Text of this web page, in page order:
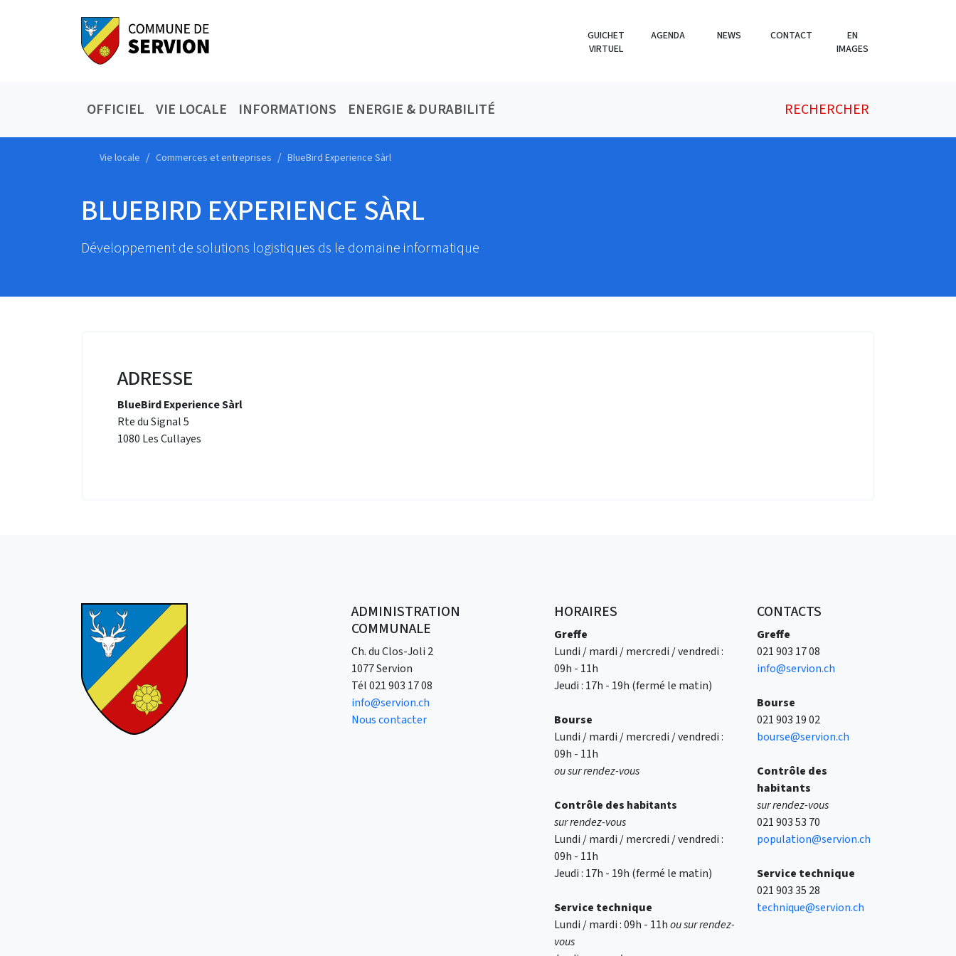
GUICHET
VIRTUEL
AGENDA NEWS CONTACT
EN
IMAGES
OFFICIEL VIE LOCALE INFORMATIONS ENERGIE & DURABILITÉ RECHERCHER
Vie locale Commerces et entreprises BlueBird Experience Sàrl
BLUEBIRD EXPERIENCE SÀRL
Développement de solutions logistiques ds le domaine informatique
ADRESSE
BlueBird Experience Sàrl
Rte du Signal 5
1080 Les Cullayes
ADMINISTRATION
COMMUNALE
Ch. du Clos-Joli 2
1077 Servion
Tél021 903 17 08
info@servion.ch
Nous contacter
HORAIRES
Greffe
Lundi / mardi / mercredi / vendredi :
09h - 11h
Jeudi : 17h - 19h (fermé le matin)
Bourse
Lundi / mardi / mercredi / vendredi :
09h - 11h
ou sur rendez-vous
Contrôle des habitants
sur rendez-vous
Lundi / mardi / mercredi / vendredi :
09h - 11h
Jeudi : 17h - 19h (fermé le matin)
Service technique
Lundi / mardi : 09h - 11hou sur rendez-
vous
CONTACTS
Greffe
021 903 17 08
info@servion.ch
Bourse
021 903 19 02
bourse@servion.ch
Contrôle des
habitants
sur rendez-vous
021 903 53 70
population@servion.ch
Service technique
021 903 35 28
technique@servion.ch